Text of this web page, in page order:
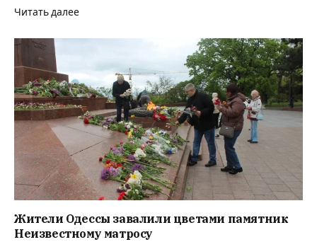
Читать далее
Жители Одессы завалили цветами памятник
Неизвестному матросу